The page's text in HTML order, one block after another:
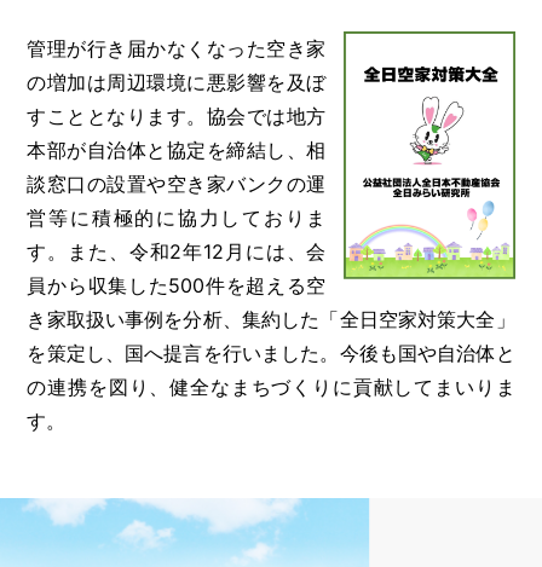
管理が行き届かなくなった空き家
の増加は周辺環境に悪影響を及ぼ
すこととなります。協会では地方
本部が自治体と協定を締結し、相
談窓口の設置や空き家バンクの運
営等に積極的に協力しておりま
す。また、令和2年12月には、会
員から収集した500件を超える空
き家取扱い事例を分析、集約した「全日空家対策大全」
を策定し、国へ提言を行いました。今後も国や自治体と
の連携を図り、健全なまちづくりに貢献してまいりま
す。